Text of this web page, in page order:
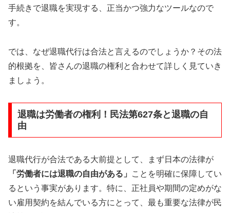
手続きで退職を実現する、正当かつ強力なツールなので
す。
では、なぜ退職代行は合法と言えるのでしょうか？その法
的根拠を、皆さんの退職の権利と合わせて詳しく見ていき
ましょう。
退職は労働者の権利！民法第627条と退職の自
由
退職代行が合法である大前提として、まず日本の法律が
「労働者には退職の自由がある」
ことを明確に保障してい
るという事実があります。特に、正社員や期間の定めがな
い雇用契約を結んでいる方にとって、最も重要な法律が民